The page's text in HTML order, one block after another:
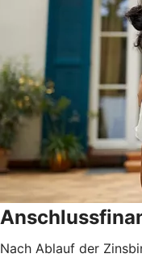
Nach Ablauf der